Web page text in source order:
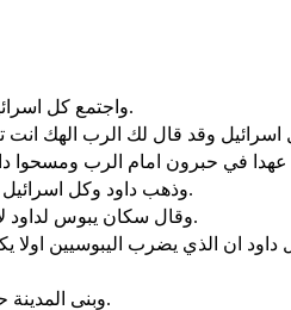
واجتمع كل اسرائيل الى داود في حبرون قائلين هوذا عظمك ولحمك نحن.
في حبرون امام الرب
وذهب داود وكل اسرائيل الى اورشليم اي يبوس. وهناك اليبوسيون سكان الارض.
وقال سكان يبوس لداود لا تدخل الى هنا. فاخذ داود حصن صهيون. هي مدينة داود.
وبنى المدينة حواليها من القلعة الى ما حولها. ويوآب جدّد سائر المدينة.